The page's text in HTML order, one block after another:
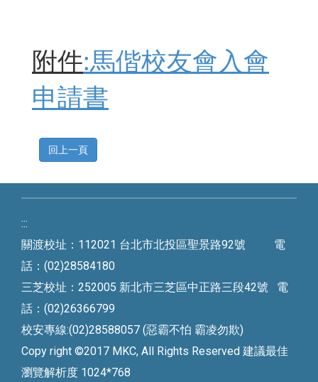
附件:馬偕校友會入會
申請書
回上一頁
:::
關渡校址：112021 台北市北投區聖景路92號 電
話：(02)28584180
三芝校址：252005 新北市三芝區中正路三段42號 電
話：(02)26366799
校安專線:(02)28588057 (惡霸不怕 霸凌勿欺)
Copy right ©2017 MKC, All Rights Reserved 建議最佳
瀏覽解析度 1024*768